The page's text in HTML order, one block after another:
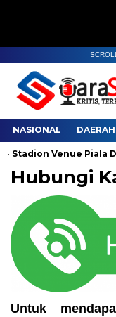
NASIONAL DAERAH
Venue Piala
Hubungi
Untuk